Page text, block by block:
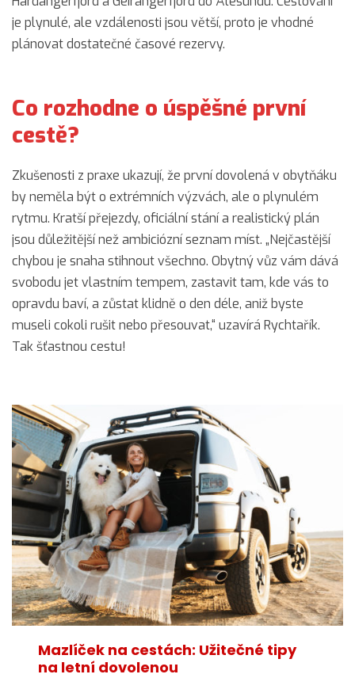
je plynulé, ale vzdálenosti jsou větší, proto je vhodné
plánovat dostatečné časové rezervy.
Co rozhodne o úspěšné první
cestě?
Zkušenosti z praxe ukazují, že první dovolená v obytňáku
by neměla být o extrémních výzvách, ale o plynulém
rytmu. Kratší přejezdy, oficiální stání a realistický plán
jsou důležitější než ambiciózní seznam míst. „Nejčastější
chybou je snaha stihnout všechno. Obytný vůz vám dává
svobodu jet vlastním tempem, zastavit tam, kde vás to
opravdu baví, a zůstat klidně o den déle, aniž byste
museli cokoli rušit nebo přesouvat,“ uzavírá Rychtařík.
Tak šťastnou cestu!
Mazlíček na cestách: Užitečné tipy
na letní dovolenou